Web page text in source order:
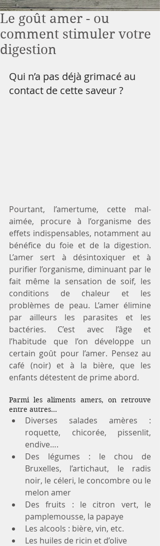
Le goût amer - ou
comment stimuler votre
digestion
Qui n’a pas déjà grimacé au
contact de cette saveur ?
Pourtant, l’amertume, cette mal-
aimée, procure à l’organisme des
effets indispensables, notamment au
bénéfice du foie et de la digestion.
L’amer sert à désintoxiquer et à
purifier l’organisme, diminuant par le
fait même la sensation de soif, les
conditions de chaleur et les
problèmes de peau. L’amer élimine
par ailleurs les parasites et les
bactéries. C’est avec l’âge et
l’habitude que l’on développe un
certain goût pour l’amer. Pensez au
café (noir) et à la bière, que les
enfants détestent de prime abord.
Parmi les aliments amers, on retrouve
entre autres…
Diverses salades amères :
roquette, chicorée, pissenlit,
endive….
Des légumes : le chou de
Bruxelles, l’artichaut, le radis
noir, le céleri, le concombre ou le
melon amer
Des fruits : le citron vert, le
pamplemousse, la papaye
Les alcools : bière, vin, etc.
Les huiles de ricin et d’olive